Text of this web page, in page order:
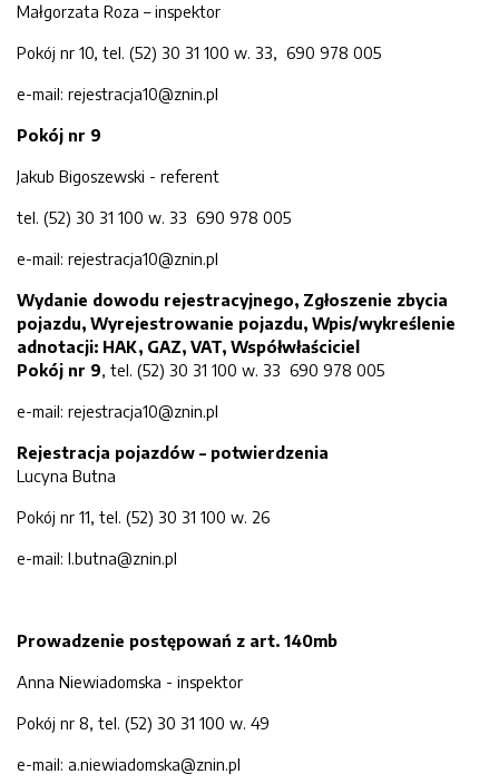
Małgorzata Roza – inspektor
Pokój nr 10, tel. (52) 30 31 100 w. 33, 690 978 005
e-mail: rejestracja10@znin.pl
Pokój nr 9
Jakub Bigoszewski - referent
tel. (52) 30 31 100 w. 33 690 978 005
e-mail: rejestracja10@znin.pl
Wydanie dowodu rejestracyjnego, Zgłoszenie zbycia
pojazdu, Wyrejestrowanie pojazdu, Wpis/wykreślenie
adnotacji: HAK, GAZ, VAT, Współwłaściciel
Pokój nr 9, tel. (52) 30 31 100 w. 33 690 978 005
e-mail: rejestracja10@znin.pl
Rejestracja pojazdów – potwierdzenia
Lucyna Butna
Pokój nr 11, tel. (52) 30 31 100 w. 26
e-mail: l.butna@znin.pl
Prowadzenie postępowań z art. 140mb
Anna Niewiadomska - inspektor
Pokój nr 8, tel. (52) 30 31 100 w. 49
e-mail: a.niewiadomska@znin.pl